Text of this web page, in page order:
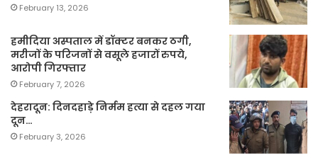
February 13, 2026
हमीदिया अस्पताल में डॉक्टर बनकर ठगी,
मरीजों के परिजनों से वसूले हजारों रुपये,
आरोपी गिरफ्तार
February 7, 2026
देहरादून: दिनदहाड़े निर्मम हत्या से दहल गया
दून…
February 3, 2026